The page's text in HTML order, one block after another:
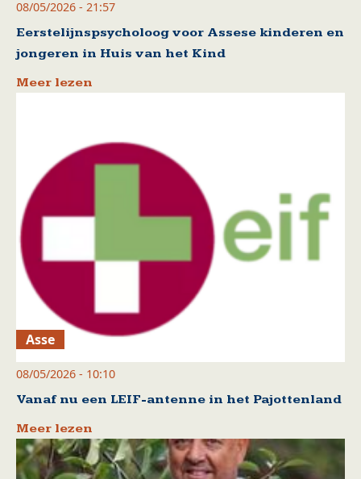
08/05/2026 - 21:57
Eerstelijnspsycholoog voor Assese kinderen en
jongeren in Huis van het Kind
Meer lezen
Asse
08/05/2026 - 10:10
Vanaf nu een LEIF-antenne in het Pajottenland
Meer lezen